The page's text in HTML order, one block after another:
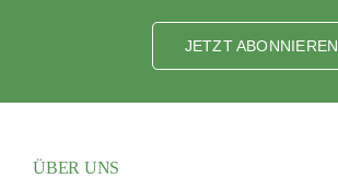
JETZT ABONNIEREN
ÜBER UNS